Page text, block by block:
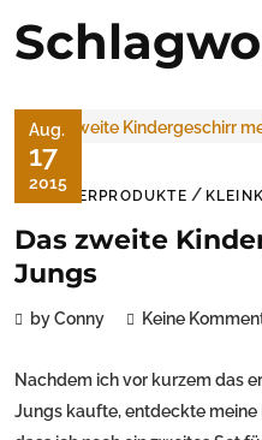
Aug.
17
2015
KINDERPRODUKTE /
Das zweite
Jungs
by Conny Keine
Nachdem ich vor kurzem das
Jungs kaufte, entdeckte